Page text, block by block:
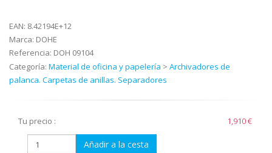
EAN: 8.42194E+12
Marca: DOHE
Referencia: DOH 09104
Categoría: Material de oficina y papelería > Archivadores de
palanca. Carpetas de anillas. Separadores
Tu precio : 1,910 €
Añadir a la cesta